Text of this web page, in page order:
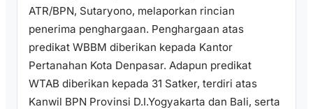
ATR/BPN, Sutaryono, melaporkan rincian
penerima penghargaan. Penghargaan atas
predikat WBBM diberikan kepada Kantor
Pertanahan Kota Denpasar. Adapun predikat
WTAB diberikan kepada 31 Satker, terdiri atas
Kanwil BPN Provinsi D.I.Yogyakarta dan Bali, serta